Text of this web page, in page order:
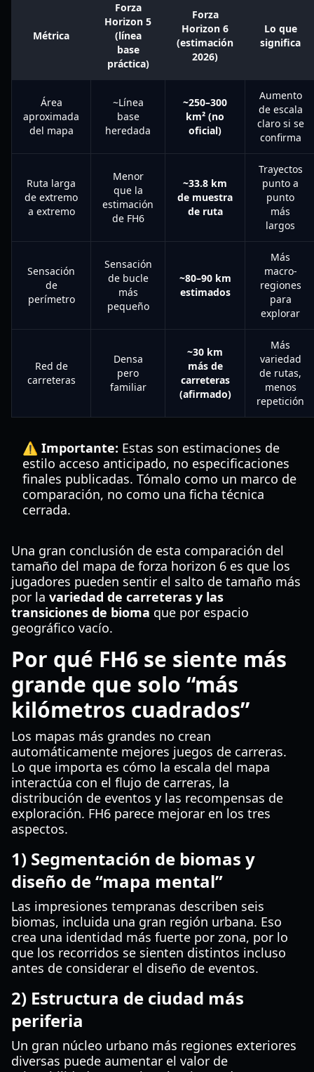
Métrica
Forza
Horizon 5
(línea
base
práctica)
Forza
Horizon 6
(estimación
2026)
Lo que
significa
Área
aproximada
del mapa
~Línea
base
heredada
~250–300
km² (no
oficial)
Aumento
de escala
claro si se
confirma
Ruta larga
de extremo
a extremo
Menor
que la
estimación
de FH6
~33.8 km
de muestra
de ruta
Trayectos
punto a
punto
más
largos
Sensación
de
perímetro
Sensación
de bucle
más
pequeño
~80–90 km
estimados
Más
macro-
regiones
para
explorar
Red de
carreteras
Densa
pero
familiar
~30 km
más de
carreteras
(afirmado)
Más
variedad
de rutas,
menos
repetición
⚠️ Importante: Estas son estimaciones de
estilo acceso anticipado, no especificaciones
finales publicadas. Tómalo como un marco de
comparación, no como una ficha técnica
cerrada.
Una gran conclusión de esta comparación del
tamaño del mapa de forza horizon 6 es que los
jugadores pueden sentir el salto de tamaño más
por la variedad de carreteras y las
transiciones de bioma que por espacio
geográfico vacío.
Por qué FH6 se siente más
grande que solo “más
kilómetros cuadrados”
Los mapas más grandes no crean
automáticamente mejores juegos de carreras.
Lo que importa es cómo la escala del mapa
interactúa con el flujo de carreras, la
distribución de eventos y las recompensas de
exploración. FH6 parece mejorar en los tres
aspectos.
1) Segmentación de biomas y
diseño de “mapa mental”
Las impresiones tempranas describen seis
biomas, incluida una gran región urbana. Eso
crea una identidad más fuerte por zona, por lo
que los recorridos se sienten distintos incluso
antes de considerar el diseño de eventos.
2) Estructura de ciudad más
periferia
Un gran núcleo urbano más regiones exteriores
diversas puede aumentar el valor de